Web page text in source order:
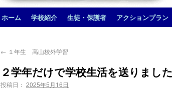
ホーム 学校紹介 生徒・保護者 アクションプラン
← １年生 高山校外学習
２学年だけで学校生活を送りました
投稿日： 2025年5月16日